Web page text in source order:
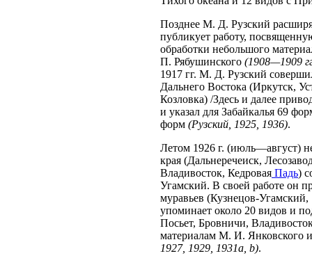
Позднее М. Д. Рузский
публикует работу,
обработки небольшого
П. Рябушинского (1908—1909
1917 гг. М. Д. Рузский
Дальнего Востока (Иркутск,
Козловка) /Здесь и далее
и указал для Забайкалья 69
форм (Рузский, 1925, 1936).
Летом 1926 г. (июль—август)
края (Дальнеречеиск,
Владивосток, Кедровая Падь)
Угамский. В своей работе он
муравьев (Кузнецов-
упоминает около 20 видов и
Посьет, Бровничи,
материалам М. И. Янковского
1927, 1929, 1931a, b).